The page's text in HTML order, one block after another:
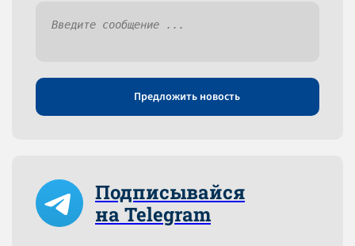
Предложить новость
Подписывайся
на Telegram